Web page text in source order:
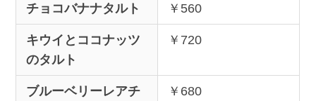
チョコバナナタルト ￥560
キウイとココナッツ
のタルト
￥720
ブルーベリーレアチ
￥680